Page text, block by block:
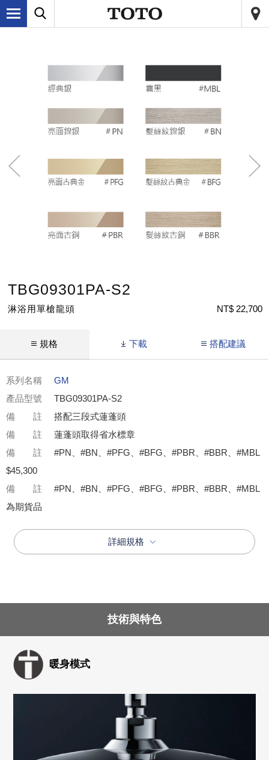
TBG09301PA-S2
淋浴用單槍龍頭 NT$ 22,700
規格 下載 搭配建議
系列名稱
GM
產品型號
TBG09301PA-S2
備 註
搭配三段式蓮蓬頭
備 註
蓮蓬頭取得省水標章
備 註
#PN、#BN、#PFG、#BFG、#PBR、#BBR、#MBL
$45,300
備 註
#PN、#BN、#PFG、#BFG、#PBR、#BBR、#MBL
為期貨品
詳細規格
技術與特色
暖身模式